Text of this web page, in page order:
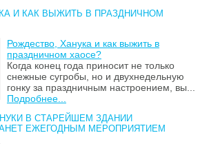
И КАК ВЫЖИТЬ В ПРАЗДНИЧНОМ
Рождество, Ханука и как выжить в
праздничном хаосе?
Когда конец года приносит не только
снежные сугробы, но и двухнедельную
гонку за праздничным настроением, вы...
Подробнее...
В СТАРЕЙШЕМ ЗДАНИИ
ЕЖЕГОДНЫМ МЕРОПРИЯТИЕМ